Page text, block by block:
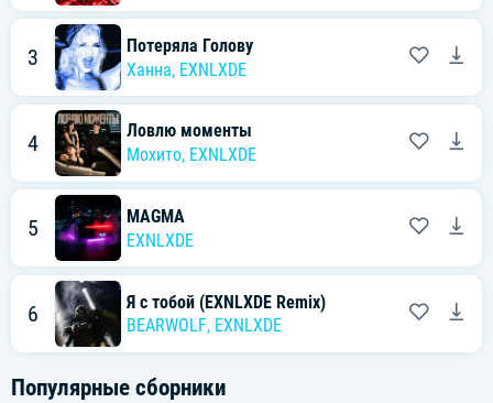
3
Потеряла Голову
Ханна, EXNLXDE
4
Ловлю моменты
Мохито, EXNLXDE
5
MAGMA
EXNLXDE
6
Я с тобой (EXNLXDE Remix)
BEARWOLF, EXNLXDE
Популярные сборники